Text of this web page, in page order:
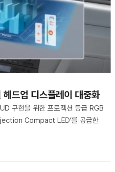
드업 디스플레이 대중화
구현을 위한 프로젝션 등급 RGB
Compact LED’를 공급한